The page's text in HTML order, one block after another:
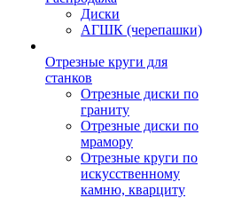
Диски
АГШК (черепашки)
Отрезные круги для
станков
Отрезные диски по
граниту
Отрезные диски по
мрамору
Отрезные круги по
искусственному
камню, кварциту